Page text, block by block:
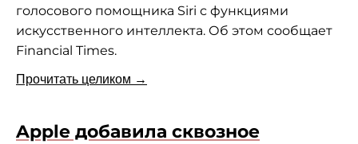
голосового помощника Siri с функциями
искусственного интеллекта. Об этом сообщает
Financial Times.
Прочитать целиком →
Apple добавила сквозное